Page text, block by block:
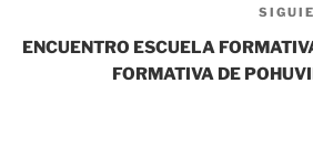
ENCUENTRO ESCUELA
FORMATIVA DE